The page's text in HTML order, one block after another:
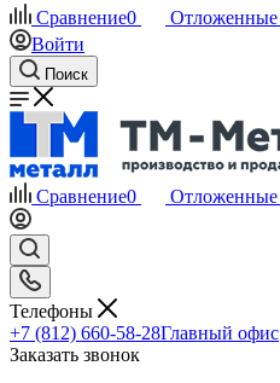
Сравнение0 Отложенные
Войти
Поиск
Сравнение0 Отложенные
Телефоны
+7 (812) 660-58-28Главный офис
Заказать звонок